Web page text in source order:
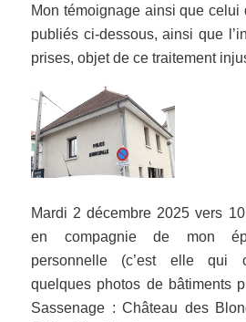
Mon témoignage ainsi que celui
publiés ci-dessous, ainsi que
prises, objet de ce traitement
Mardi 2 décembre 2025 vers
en compagnie de mon
personnelle (c’est elle qui
quelques photos de bâtiments
Sassenage : Château des